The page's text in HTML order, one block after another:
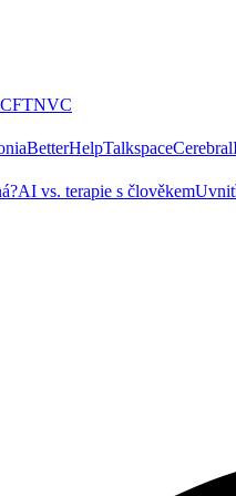
CFTNVC
BetterHelpTalkspaceCerebral
AI vs. terapie s člověkem